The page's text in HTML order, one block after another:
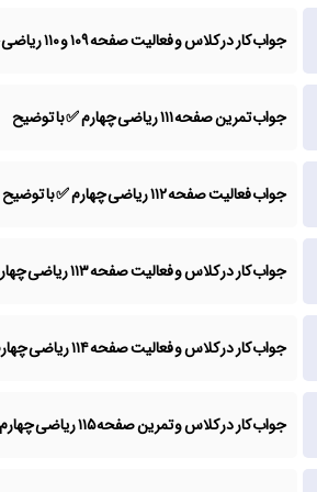
جواب کار در کلاس و فعالیت صفحه ۱۰۹ و ۱۱۰ ریاضی چهارم ✅ با توضیح
جواب تمرین صفحه ۱۱۱ ریاضی چهارم ✅ با توضیح
جواب فعالیت صفحه ۱۱۲ ریاضی چهارم ✅ با توضیح
جواب کار در کلاس و فعالیت صفحه ۱۱۳ ریاضی چهارم ✅ با توضیح
جواب کار در کلاس و فعالیت صفحه ۱۱۴ ریاضی چهارم ✅ با توضیح
جواب کار در کلاس و تمرین صفحه ۱۱۵ ریاضی چهارم ✅ با توضیح